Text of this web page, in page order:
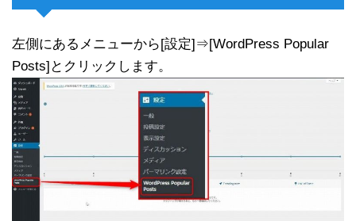
左側にあるメニューから[設定]⇒[WordPress Popular
Posts]とクリックします。